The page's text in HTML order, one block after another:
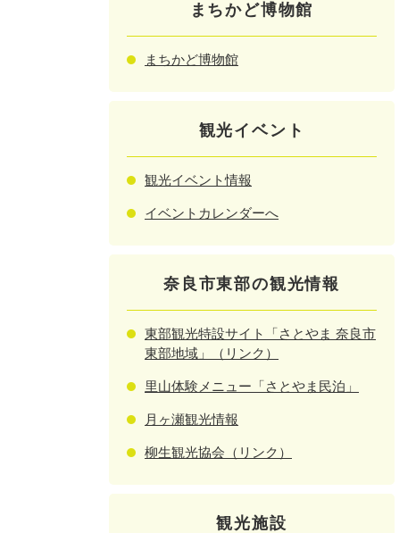
まちかど博物館
まちかど博物館
観光イベント
観光イベント情報
イベントカレンダーへ
奈良市東部の観光情報
東部観光特設サイト「さとやま 奈良市
東部地域」（リンク）
里山体験メニュー「さとやま民泊」
月ヶ瀬観光情報
柳生観光協会（リンク）
観光施設